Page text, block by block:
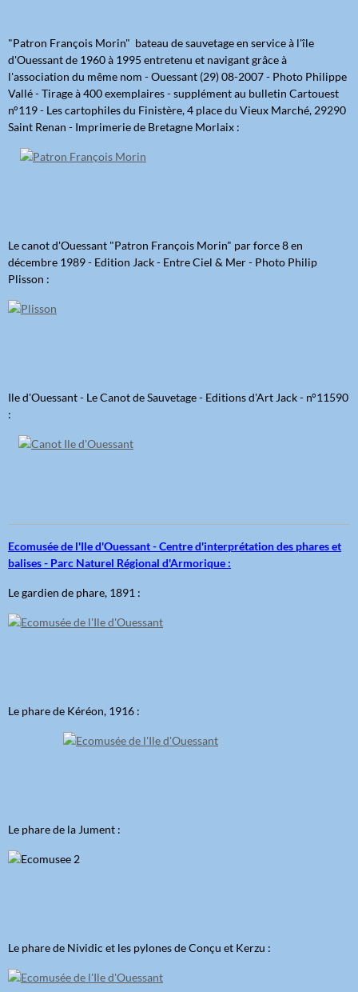
"Patron François Morin" bateau de sauvetage en service à l'île
d'Ouessant de 1960 à 1995 entretenu et navigant grâce à
l'association du même nom - Ouessant (29) 08-2007 - Photo Philippe
Vallé - Tirage à 400 exemplaires - supplément au bulletin Cartouest
n°119 - Les cartophiles du Finistère, 4 place du Vieux Marché, 29290
Saint Renan - Imprimerie de Bretagne Morlaix :
Le canot d'Ouessant "Patron François Morin" par force 8 en
décembre 1989 - Edition Jack - Entre Ciel & Mer - Photo Philip
Plisson :
Ile d'Ouessant - Le Canot de Sauvetage - Editions d'Art Jack - n°11590
:
Ecomusée de l'Ile d'Ouessant - Centre d'interprétation des phares et
balises - Parc Naturel Régional d'Armorique :
Le gardien de phare, 1891 :
Le phare de Kéréon, 1916 :
Le phare de la Jument :
Le phare de Nividic et les pylones de Conçu et Kerzu :